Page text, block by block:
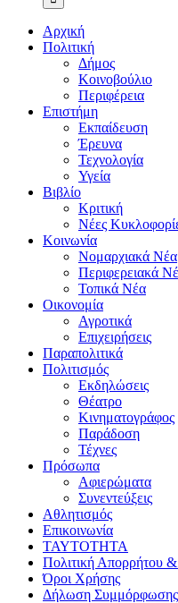
Αρχική
Πολιτική
Δήμος
Κοινοβούλιο
Περιφέρεια
Επιστήμη
Εκπαίδευση
Έρευνα
Τεχνολογία
Υγεία
Βιβλίο
Κριτική
Νέες
Κοινωνία
Νομαρχιακά Νέα
Περιφερειακά
Τοπικά Νέα
Οικονομία
Αγροτικά
Επιχειρήσεις
Παραπολιτικά
Πολιτισμός
Εκδηλώσεις
Θέατρο
Κινηματογράφος
Παράδοση
Τέχνες
Πρόσωπα
Αφιερώματα
Συνεντεύξεις
Αθλητισμός
Επικοινωνία
ΤΑΥΤΟΤΗΤΑ
Πολιτική Απορρήτου
Όροι Χρήσης
Δήλωση